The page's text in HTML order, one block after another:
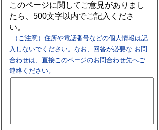
このページに関してご意見がありまし
たら、500文字以内でご記入くださ
い。
（ご注意）住所や電話番号などの個人情報は記
入しないでください。なお、回答が必要な お問
合わせは、直接このページのお問合わせ先へご
連絡ください。